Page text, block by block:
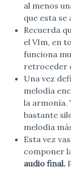
al menos
que esta
Recuerda
el VIm, en
funciona
retroceder
Una vez
melodía
la armonía.
bastante
melodía
Esta vez
componer
audio final.